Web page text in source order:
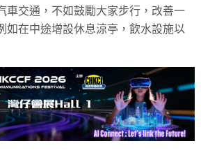
車交通，不如鼓勵大家步行，改善一
如在中途增設休息涼亭，飲水設施以